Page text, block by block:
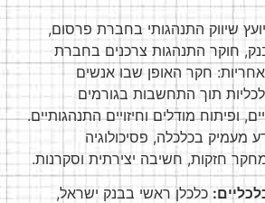
שיווק התנהגותי בחברת פרסום,
חוקר התנהגות צרכנים בחברת
חקר האופן שבו אנשים
תוך התחשבות בגורמים
ופיתוח מודלים וחיזויים התנהגותיים.
מעמיק בכלכלה, פסיכולוגיה
מחקר חזקות, חשיבה יצירתית וסקרנות.
כלכלן ראשי בבנק ישראל,